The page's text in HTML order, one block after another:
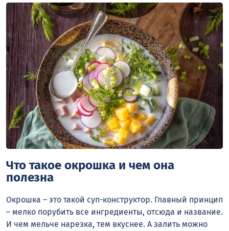
Что такое окрошка и чем она
полезна
Окрошка – это такой суп-конструктор. Главный принцип
– мелко порубить все ингредиенты, отсюда и название.
И чем мельче нарезка, тем вкуснее. А залить можно